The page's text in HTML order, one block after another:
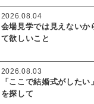
会場見学では見えないか
て欲しいこと
2026.08.04
「ここで結婚式がした
を探して
2026.08.03